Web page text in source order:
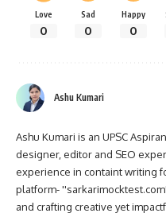
Love
0
Sad
0
Happy
0
Ashu Kumari
Ashu Kumari is an UPSC
designer, editor and SEO
experience in containt writing
platform-
and crafting creative yet